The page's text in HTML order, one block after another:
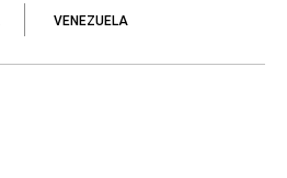
VENEZUELA